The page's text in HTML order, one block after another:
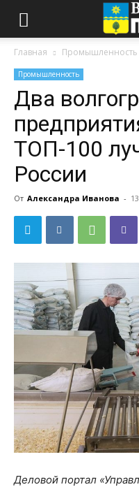
Главная Промышленность
Промышленность
Два
ТОП-100
России
От Александра Иванова -
Деловой портал